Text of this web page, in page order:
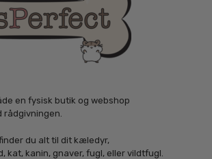
en fysisk butik og webshop
rådgivningen.
du alt til dit kæledyr,
kat, kanin, gnaver, fugl, eller vildtfugl.